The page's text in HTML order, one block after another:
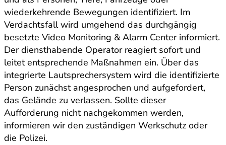
wiederkehrende Bewegungen identifiziert. Im
Verdachtsfall wird umgehend das durchgängig
besetzte Video Monitoring & Alarm Center informiert.
Der diensthabende Operator reagiert sofort und
leitet entsprechende Maßnahmen ein. Über das
integrierte Lautsprechersystem wird die identifizierte
Person zunächst angesprochen und aufgefordert,
das Gelände zu verlassen. Sollte dieser
Aufforderung nicht nachgekommen werden,
informieren wir den zuständigen Werkschutz oder
die Polizei.